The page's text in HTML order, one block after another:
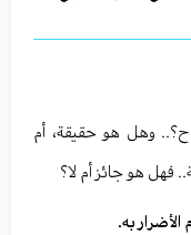
وهل هو حقيقة، أم
فهل هو جائز أم لا؟
به.